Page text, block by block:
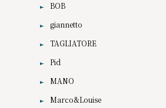
BOB
giannetto
TAGLIATORE
Pid
MANO
Marco&Louise